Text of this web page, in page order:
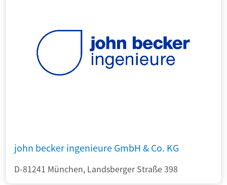
john becker ingenieure GmbH & Co. KG
D-81241 München, Landsberger Straße 398